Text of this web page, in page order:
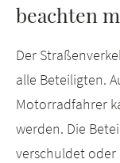
beachten
Der
alle Beteiligten.
Motorradfahrer
werden. Die
verschuldet